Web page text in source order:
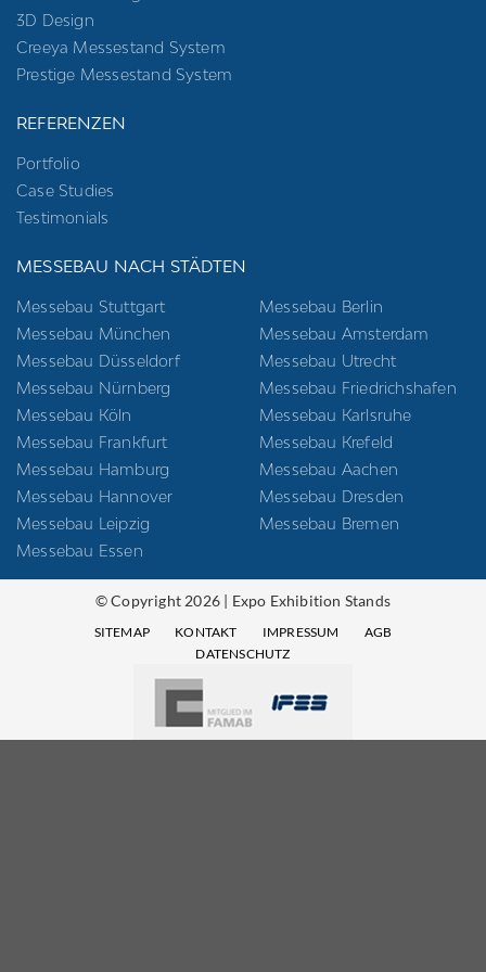
3D Design
Creeya Messestand System
Prestige Messestand System
REFERENZEN
Portfolio
Case Studies
Testimonials
MESSEBAU NACH STÄDTEN
Messebau Stuttgart
Messebau München
Messebau Düsseldorf
Messebau Nürnberg
Messebau Köln
Messebau Frankfurt
Messebau Hamburg
Messebau Hannover
Messebau Leipzig
Messebau Essen
Messebau Berlin
Messebau Amsterdam
Messebau Utrecht
Messebau Friedrichshafen
Messebau Karlsruhe
Messebau Krefeld
Messebau Aachen
Messebau Dresden
Messebau Bremen
© Copyright 2026 | Expo Exhibition Stands
SITEMAP KONTAKT IMPRESSUM
AGB
DATENSCHUTZ